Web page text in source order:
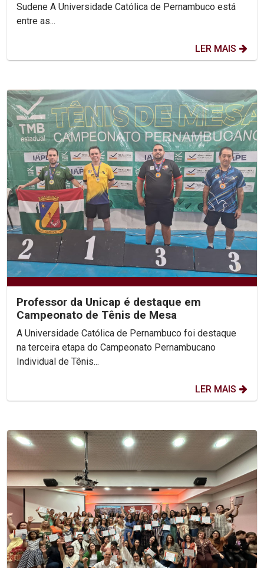
Sudene A Universidade Católica de Pernambuco está
entre as...
LER MAIS
Professor da Unicap é destaque em
Campeonato de Tênis de Mesa
A Universidade Católica de Pernambuco foi destaque
na terceira etapa do Campeonato Pernambucano
Individual de Tênis...
LER MAIS